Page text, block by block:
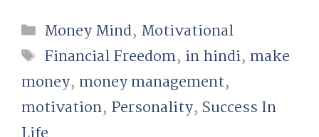
Categories
Money Mind, Motivational
Tags
Financial Freedom, in hindi, make
money, money management,
motivation, Personality, Success In